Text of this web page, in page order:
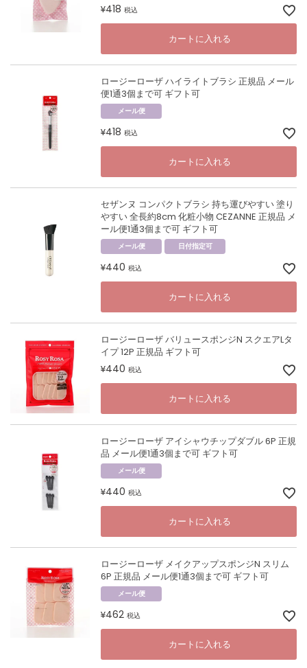
¥418 税込
カートに入れる
ロージーローザ ハイライトブラシ 正規品 メール
便1通3個まで可 ギフト可
メール便
¥418 税込
カートに入れる
セザンヌ コンパクトブラシ 持ち運びやすい 塗り
やすい 全長約8cm 化粧小物 CEZANNE 正規品 メ
ール便1通3個まで可 ギフト可
メール便 日付指定可
¥440 税込
カートに入れる
ロージーローザ バリュースポンジN スクエアLタ
イプ 12P 正規品 ギフト可
¥440 税込
カートに入れる
ロージーローザ アイシャウチップダブル 6P 正規
品 メール便1通3個まで可 ギフト可
メール便
¥440 税込
カートに入れる
ロージーローザ メイクアップスポンジN スリム
6P 正規品 メール便1通3個まで可 ギフト可
メール便
¥462 税込
カートに入れる